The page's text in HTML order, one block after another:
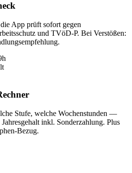
App prüft sofort gegen
und TVöD-P. Bei Verstößen:
Stufe, welche Wochenstunden —
inkl. Sonderzahlung. Plus
Bezug.